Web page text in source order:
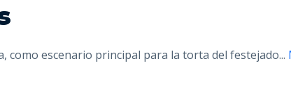
como escenario principal para la torta del festejado...